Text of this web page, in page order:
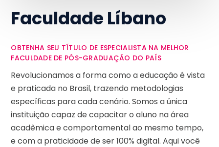
Faculdade Líbano
OBTENHA SEU TÍTULO DE ESPECIALISTA NA MELHOR
FACULDADE DE PÓS-GRADUAÇÃO DO PAÍS
Revolucionamos a forma como a educação é vista
e praticada no Brasil, trazendo metodologias
específicas para cada cenário. Somos a única
instituição capaz de capacitar o aluno na área
acadêmica e comportamental ao mesmo tempo,
e com a praticidade de ser 100% digital. Aqui você